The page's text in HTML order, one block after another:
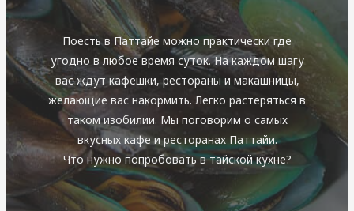
Поесть в Паттайе можно практически где
угодно в любое время суток. На каждом шагу
вас ждут кафешки, рестораны и макашницы,
желающие вас накормить. Легко растеряться в
таком изобилии. Мы поговорим о самых
вкусных кафе и ресторанах Паттайи.
Что нужно попробовать в тайской кухне?